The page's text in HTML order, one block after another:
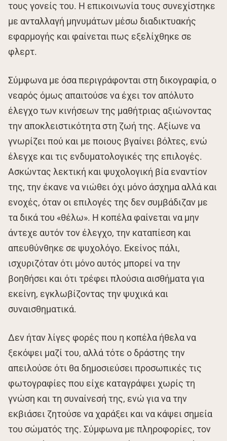
τους γονείς του. Η επικοινωνία τους συνεχίστηκε
με ανταλλαγή μηνυμάτων μέσω διαδικτυακής
εφαρμογής και φαίνεται πως εξελίχθηκε σε
φλερτ.
Σύμφωνα με όσα περιγράφονται στη δικογραφία, ο
νεαρός όμως απαιτούσε να έχει τον απόλυτο
έλεγχο των κινήσεων της μαθήτριας αξιώνοντας
την αποκλειστικότητα στη ζωή της. Αξίωνε να
γνωρίζει πού και με ποιους βγαίνει βόλτες, ενώ
έλεγχε και τις ενδυματολογικές της επιλογές.
Ασκώντας λεκτική και ψυχολογική βία εναντίον
της, την έκανε να νιώθει όχι μόνο άσχημα αλλά και
ενοχές, όταν οι επιλογές της δεν συμβάδιζαν με
τα δικά του «θέλω». Η κοπέλα φαίνεται να μην
άντεχε αυτόν τον έλεγχο, την καταπίεση και
απευθύνθηκε σε ψυχολόγο. Εκείνος πάλι,
ισχυριζόταν ότι μόνο αυτός μπορεί να την
βοηθήσει και ότι τρέφει πλούσια αισθήματα για
εκείνη, εγκλωβίζοντας την ψυχικά και
συναισθηματικά.
Δεν ήταν λίγες φορές που η κοπέλα ήθελα να
ξεκόψει μαζί του, αλλά τότε ο δράστης την
απειλούσε ότι θα δημοσιεύσει προσωπικές τις
φωτογραφίες που είχε καταγράψει χωρίς τη
γνώση και τη συναίνεσή της, ενώ για να την
εκβιάσει ζητούσε να χαράξει και να κάψει σημεία
του σώματός της. Σύμφωνα με πληροφορίες, τον